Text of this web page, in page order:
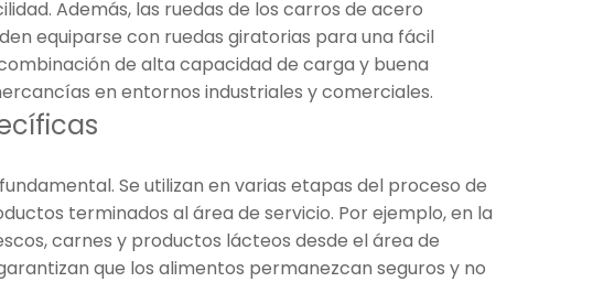
Además, las ruedas de los carros de acero
equiparse con ruedas giratorias para una fácil
de alta capacidad de carga y buena
en entornos industriales y comerciales.
Se utilizan en varias etapas del proceso de
terminados al área de servicio. Por ejemplo, en la
carnes y productos lácteos desde el área de
que los alimentos permanezcan seguros y no